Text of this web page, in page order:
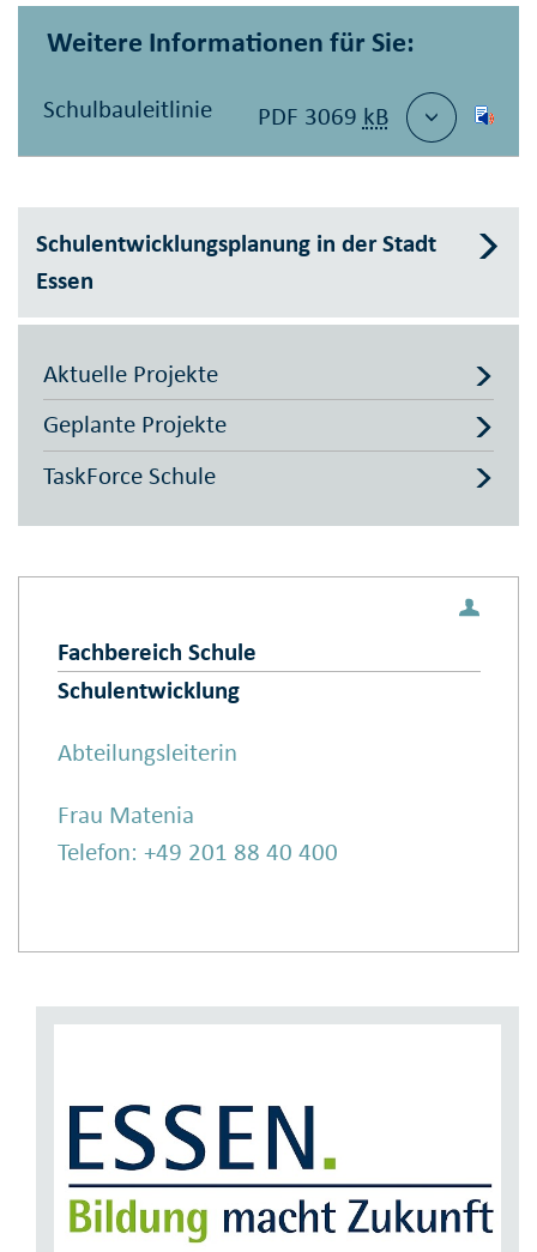
Weitere Informationen für Sie:
Schulbauleitlinie PDF 3069 kB
Schulentwicklungsplanung in der Stadt
Essen
Aktuelle Projekte
Geplante Projekte
TaskForce Schule
Fachbereich Schule
Schulentwicklung
Abteilungsleiterin
Frau Matenia
Telefon: +49 201 88 40 400